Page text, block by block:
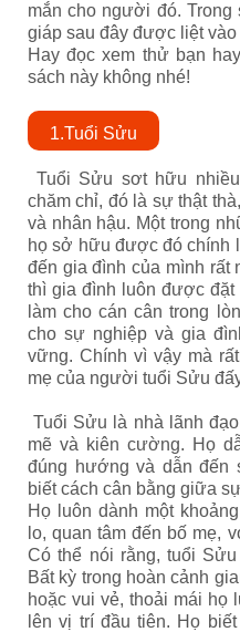
mắn cho người đó.
giáp sau đây được liệt
Hay đọc xem thử bạn
sách này không nhé!
1.Tuổi Sửu
Tuổi Sửu sơt hữu
chăm chỉ, đó là sự thật
và nhân hậu. Một trong
họ sở hữu được đó chính
đến gia đình của mình rất
thì gia đình luôn được
làm cho cán cân trong
cho sự nghiệp và gia
vững. Chính vì vậy mà
mẹ của người tuổi Sửu
Tuổi Sửu là nhà lãnh
mẽ và kiên cường. Họ
đúng hướng và dẫn đến
biết cách cân bằng giữa
Họ luôn dành một
lo, quan tâm đến bố mẹ,
Có thể nói rằng, tuổi
Bất kỳ trong hoàn cảnh
hoặc vui vẻ, thoải mái họ
lên vị trí đầu tiên. Họ